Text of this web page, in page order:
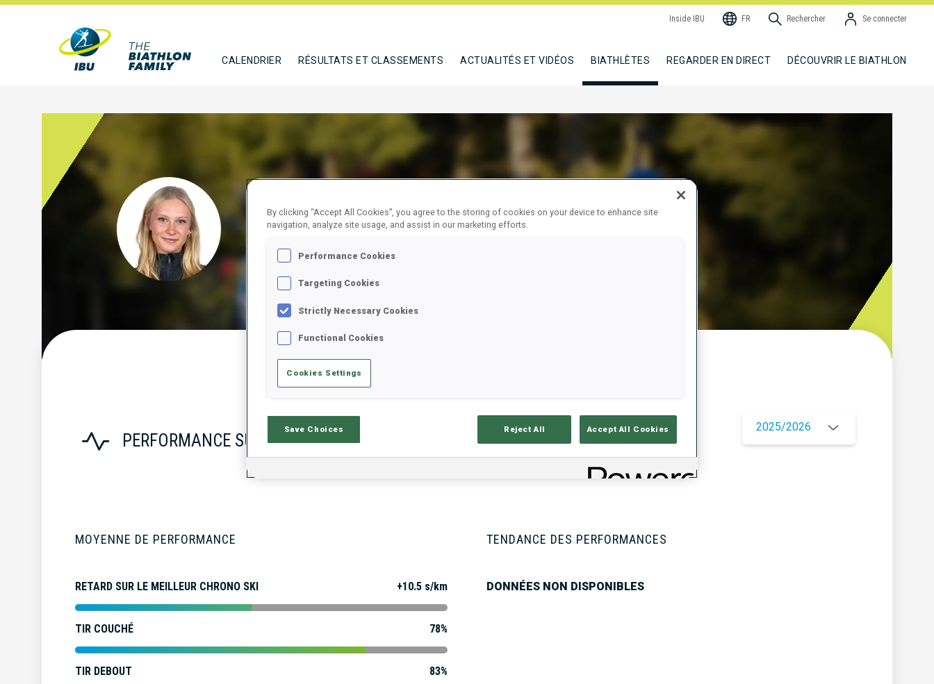
Inside IBU FR Rechercher Se connecter
CALENDRIER RÉSULTATS ET CLASSEMENTS ACTUALITÉS ET VIDÉOS BIATHLÈTES REGARDER EN DIRECT DÉCOUVRIR LE BIATHLON
KRIZOVA VALERIE
SUIVRE
Stats
PERFORMANCE SUR LA SAISON
2025/2026
MOYENNE DE PERFORMANCE
RETARD SUR LE MEILLEUR CHRONO SKI +10.5 s/km
TIR COUCHÉ 78%
TIR DEBOUT 83%
TENDANCE DES PERFORMANCES
DONNÉES NON DISPONIBLES
By clicking “Accept All Cookies”, you agree to the storing of cookies on your device to enhance site
navigation, analyze site usage, and assist in our marketing efforts.
Performance Cookies
Targeting Cookies
Strictly Necessary Cookies
Functional Cookies
Cookies Settings
Save Choices Reject All Accept All Cookies